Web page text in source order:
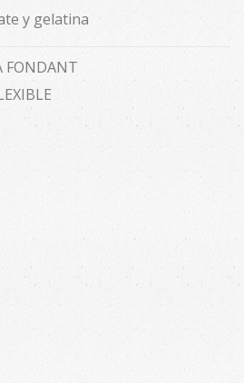
y gelatina
FONDANT